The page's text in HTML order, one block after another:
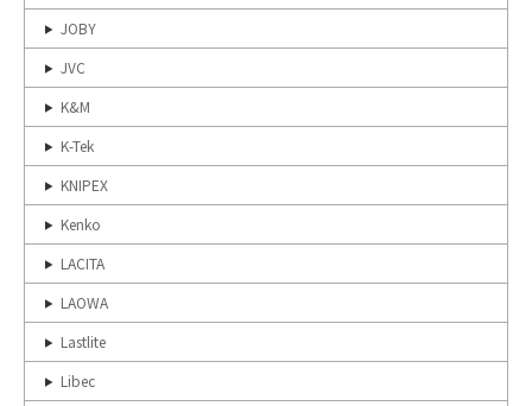
JOBY
JVC
K&M
K-Tek
KNIPEX
Kenko
LACITA
LAOWA
Lastlite
Libec